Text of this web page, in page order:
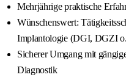
Mehrjährige praktische
Wünschenswert:
Implantologie (DGI, DGZI
Sicherer Umgang mit
Diagnostik